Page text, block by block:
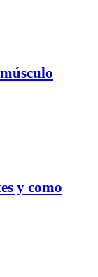
y como